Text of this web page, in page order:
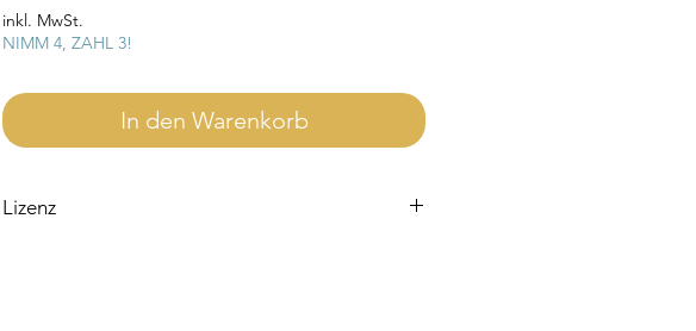
inkl. MwSt.
NIMM 4, ZAHL 3!
In den Warenkorb
Lizenz